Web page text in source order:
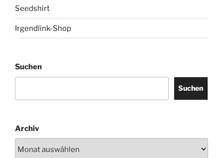
Seedshirt
Irgendlink-Shop
Suchen
Suchen
Archiv